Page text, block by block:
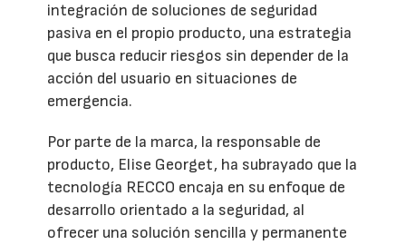
integración de soluciones de seguridad
pasiva en el propio producto, una estrategia
que busca reducir riesgos sin depender de la
acción del usuario en situaciones de
emergencia.
Por parte de la marca, la responsable de
producto, Elise Georget, ha subrayado que la
tecnología RECCO encaja en su enfoque de
desarrollo orientado a la seguridad, al
ofrecer una solución sencilla y permanente